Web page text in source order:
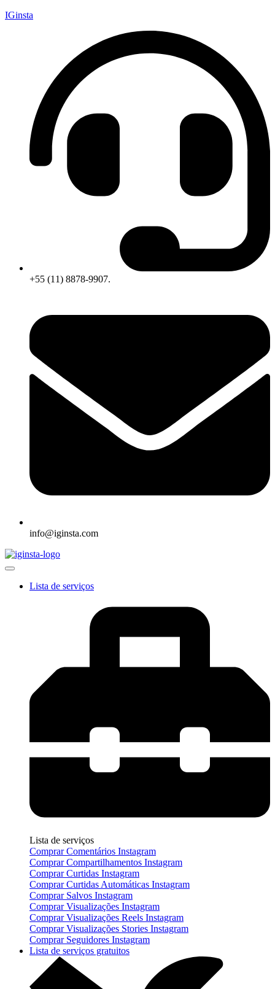
IGinsta
+55 (11) 8878-9907.
info@iginsta.com
Lista de serviços
Lista de serviços
Comprar Comentários Instagram
Comprar Compartilhamentos Instagram
Comprar Curtidas Instagram
Comprar Curtidas Automáticas Instagram
Comprar Salvos Instagram
Comprar Visualizações Instagram
Comprar Visualizações Reels Instagram
Comprar Visualizações Stories Instagram
Comprar Seguidores Instagram
Lista de serviços gratuitos